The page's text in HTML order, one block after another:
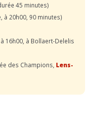
45 minutes)
à 20h00, 90 minutes)
16h00, à Bollaert-Delelis
des Champions, Lens-